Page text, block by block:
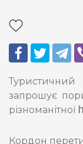
запрошує
різноманітної
Кордон